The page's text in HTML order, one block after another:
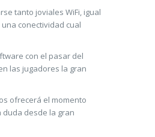
tanto joviales WiFi, igual
conectividad cual
con el pasar del
las jugadores la gran
ofrecerá el momento
duda desde la gran